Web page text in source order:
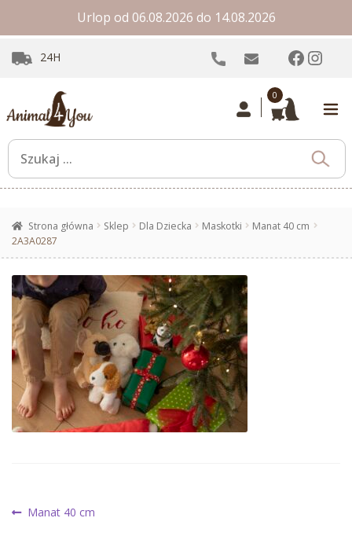
Urlop od 06.08.2026 do 14.08.2026
24H
0
Strona główna Sklep Dla Dziecka Maskotki
Manat 40 cm
2A3A0287
Nawigacja
Poprzedni
Manat 40 cm